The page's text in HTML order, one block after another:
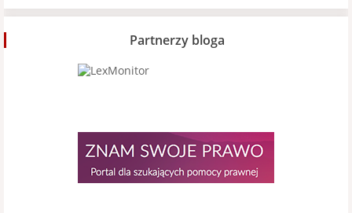
Partnerzy bloga